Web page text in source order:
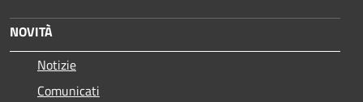
NOVITÀ
Notizie
Comunicati